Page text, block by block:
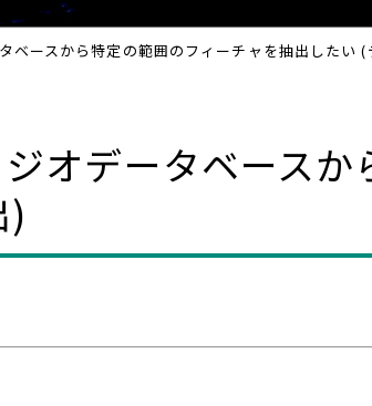
ベースから特定の範囲のフィーチャを抽出したい (
オデータベース
)